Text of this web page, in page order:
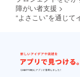
障がい者支援 >
“よさこい”を通じ